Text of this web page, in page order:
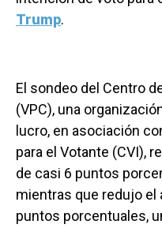
Trump.
El sondeo del Centro
(VPC), una
lucro, en asociación
para el Votante (CVI),
de casi 6 puntos
mientras que redujo el
puntos porcentuales,